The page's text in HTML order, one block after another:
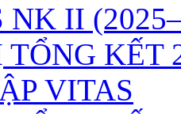
II
TỔNG
VITAS